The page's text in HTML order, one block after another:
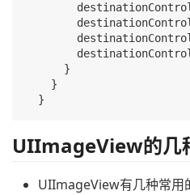
      }
    }
UIImageView的几
UIImageView有几种常用